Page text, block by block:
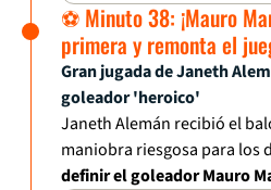
⚽ Minuto 38: ¡Mauro
primera y remonta el
Gran jugada de Janeth
goleador 'heroico'
Janeth Alemán recibió el
maniobra riesgosa para los
definir el goleador Mauro